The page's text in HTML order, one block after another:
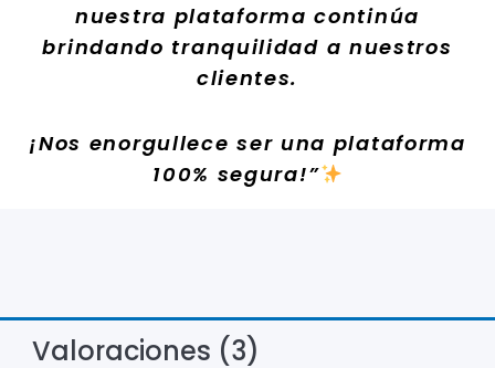
nuestra plataforma continúa
brindando tranquilidad a nuestros
clientes.
¡Nos enorgullece ser una plataforma
100% segura!”
Valoraciones (3)